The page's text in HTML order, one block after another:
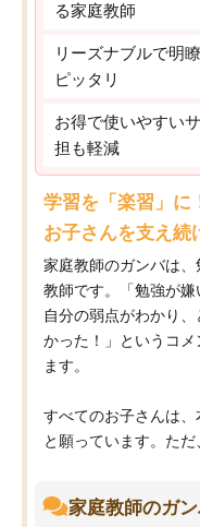
る家庭教師
リーズナブルで明
ピッタリ
お得で使いやすい
担も軽減
学習を「楽習」に
お子さんを支え続
家庭教師のガンバは
教師です。「勉強が
自分の弱点がわかり
かった！」というコ
ます。
すべてのお子さんは、
と願っています。ただ
家庭教師のガ